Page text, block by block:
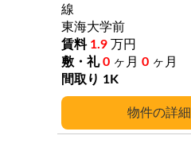
詳細
線
東海大学前
1.9 万円
0 ヶ月 0 ヶ月
1K